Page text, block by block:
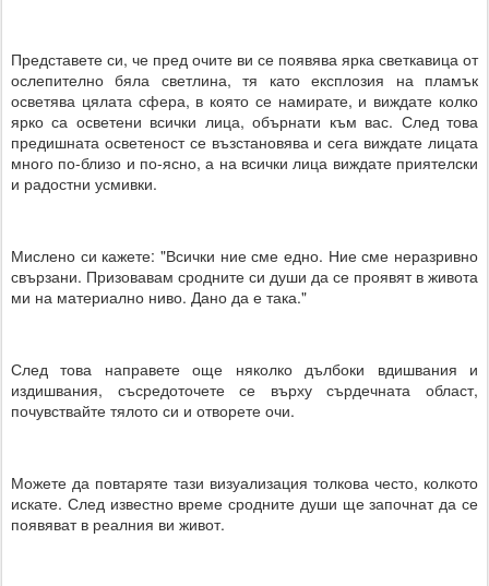
Представете си, че пред очите ви се появява ярка светкавица от
ослепително бяла светлина, тя като експлозия на пламък
осветява цялата сфера, в която се намирате, и виждате колко
ярко са осветени всички лица, обърнати към вас. След това
предишната осветеност се възстановява и сега виждате лицата
много по-близо и по-ясно, а на всички лица виждате приятелски
и радостни усмивки.
Мислено си кажете: "Всички ние сме едно. Ние сме неразривно
свързани. Призовавам сродните си души да се проявят в живота
ми на материално ниво. Дано да е така."
След това направете още няколко дълбоки вдишвания и
издишвания, съсредоточете се върху сърдечната област,
почувствайте тялото си и отворете очи.
Можете да повтаряте тази визуализация толкова често, колкото
искате. След известно време сродните души ще започнат да се
появяват в реалния ви живот.